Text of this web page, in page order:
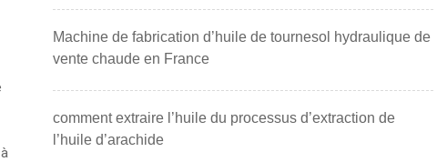
Machine de fabrication d’huile de tournesol hydraulique de
vente chaude en France
comment extraire l’huile du processus d’extraction de
l’huile d’arachide